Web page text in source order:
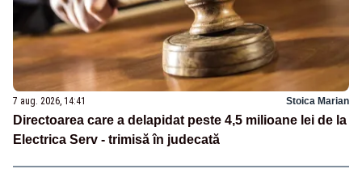
7 aug. 2026, 14:41 Stoica Marian
Directoarea care a delapidat peste 4,5 milioane lei de la
Electrica Serv - trimisă în judecată